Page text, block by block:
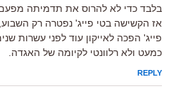
בלבד כדי לא להרוס את תדמיתה
אז הקשישה בטי פייג' נפטרה רק
פייג' הפכה לאייקון עוד לפני עשרות
כמעט ולא רלוונטי לקיומה של האגדה.
REPLY